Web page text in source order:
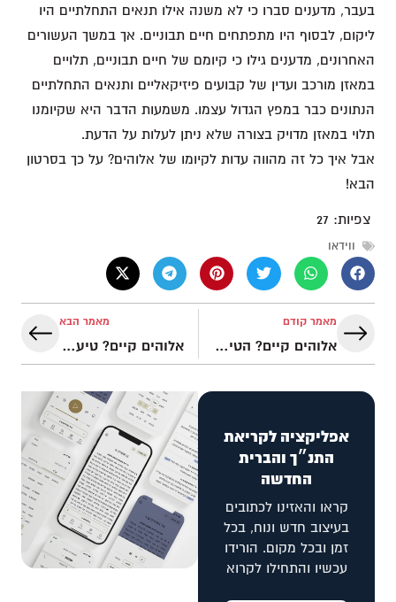
בעבר, מדענים סברו כי לא משנה אילו תנאים התחלתיים היו
ליקום, לבסוף היו מתפתחים חיים תבוניים. אך במשך העשורים
האחרונים, מדענים גילו כי קיומם של חיים תבוניים, תלויים
במאזן מורכב ועדין של קבועים פיזיקאליים ותנאים התחלתיים
הנתונים כבר במפץ הגדול עצמו. משמעות הדבר היא שקיומנו
תלוי במאזן מדויק בצורה שלא ניתן לעלות על הדעת.
אבל איך כל זה מהווה עדות לקיומו של אלוהים? על כך בסרטון
הבא!
צפיות: 27
ווידאו
מאמר קודם
אלוהים קיים? הטיעון האונטולוגי לקיומו של אלוהים
מאמר הבא
אלוהים קיים? טיעון כלאם הקוסמולוגי לקיומו של אלוהים
אפליקציה לקריאת
התנ״ך והברית
החדשה
קראו והאזינו לכתובים
בעיצוב חדש ונוח, בכל
זמן ובכל מקום. הורידו
עכשיו והתחילו לקרוא